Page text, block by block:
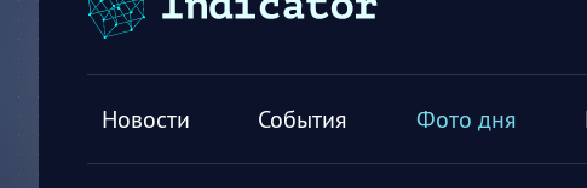
Новости События Фото дня